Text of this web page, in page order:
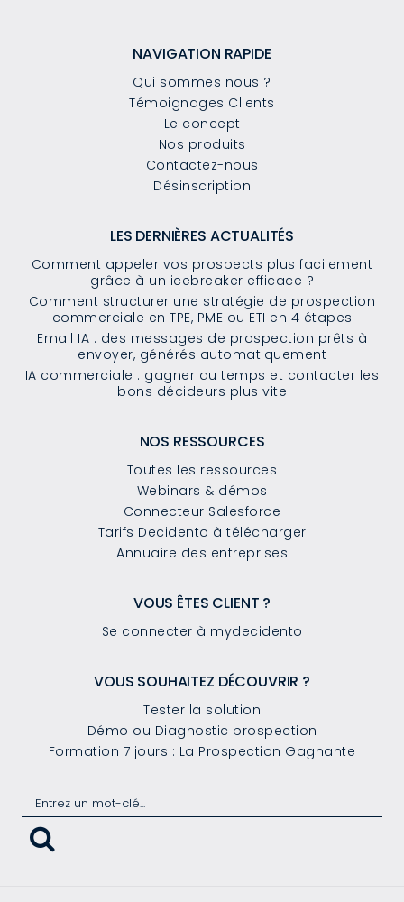
NAVIGATION RAPIDE
Qui sommes nous ?
Témoignages Clients
Le concept
Nos produits
Contactez-nous
Désinscription
LES DERNIÈRES ACTUALITÉS
Comment appeler vos prospects plus facilement
grâce à un icebreaker efficace ?
Comment structurer une stratégie de prospection
commerciale en TPE, PME ou ETI en 4 étapes
Email IA : des messages de prospection prêts à
envoyer, générés automatiquement
IA commerciale : gagner du temps et contacter les
bons décideurs plus vite
NOS RESSOURCES
Toutes les ressources
Webinars & démos
Connecteur Salesforce
Tarifs Decidento à télécharger
Annuaire des entreprises
VOUS ÊTES CLIENT ?
Se connecter à mydecidento
VOUS SOUHAITEZ DÉCOUVRIR ?
Tester la solution
Démo ou Diagnostic prospection
Formation 7 jours : La Prospection Gagnante